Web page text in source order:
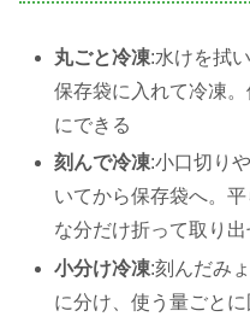
丸ごと冷凍:水けを拭
保存袋に入れて冷凍
にできる
刻んで冷凍:小口切り
いてから保存袋へ。
な分だけ折って取り出
小分け冷凍:刻んだみ
に分け、使う量ごとに